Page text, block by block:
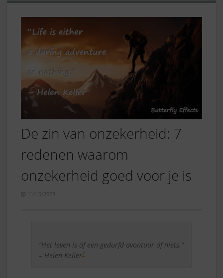
De zin van onzekerheid: 7
redenen waarom
onzekerheid goed voor je is
11/15/2023
“Het leven is óf een gedurfd avontuur óf niets.”
– Helen Keller1